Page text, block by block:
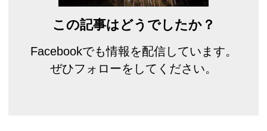
この記事はどうでしたか？
Facebookでも情報を配信しています。
ぜひフォローをしてください。